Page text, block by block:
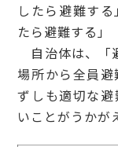
したら避難す
たら避難する」
自治体は、「
場所から全員
ずしも適切な
いことがうかが